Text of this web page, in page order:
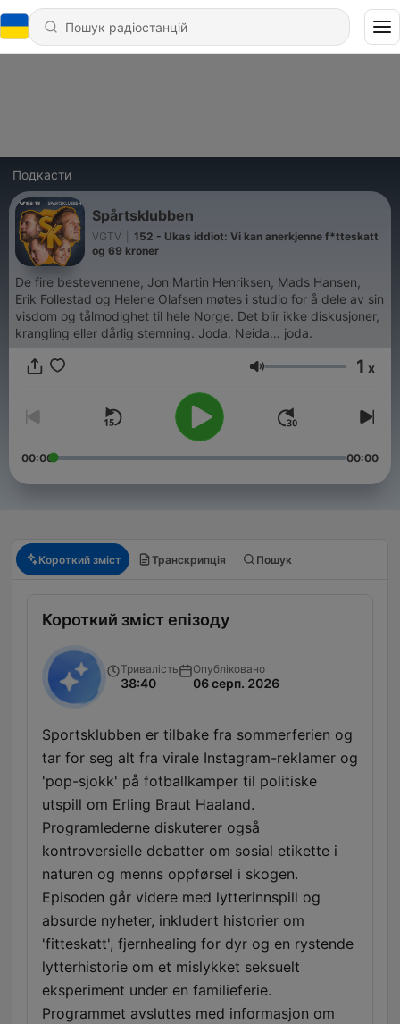
Подкасти
Spårtsklubben
VGTV
152 - Ukas iddiot: Vi kan anerkjenne f*tteskatt
og 69 kroner
De fire bestevennene, Jon Martin Henriksen, Mads Hansen,
Erik Follestad og Helene Olafsen møtes i studio for å dele av sin
visdom og tålmodighet til hele Norge. Det blir ikke diskusjoner,
krangling eller dårlig stemning. Joda. Neida… joda.
Гучність 1 x
00:00 00:00
Короткий зміст Транскрипція Пошук
Короткий зміст епізоду
Тривалість
38:40
Опубліковано
06 серп. 2026
Sportsklubben er tilbake fra sommerferien og
tar for seg alt fra virale Instagram-reklamer og
'pop-sjokk' på fotballkamper til politiske
utspill om Erling Braut Haaland.
Programlederne diskuterer også
kontroversielle debatter om sosial etikette i
naturen og menns oppførsel i skogen.
Episoden går videre med lytterinnspill og
absurde nyheter, inkludert historier om
'fitteskatt', fjernhealing for dyr og en rystende
lytterhistorie om et mislykket seksuelt
eksperiment under en familieferie.
Programmet avsluttes med informasjon om